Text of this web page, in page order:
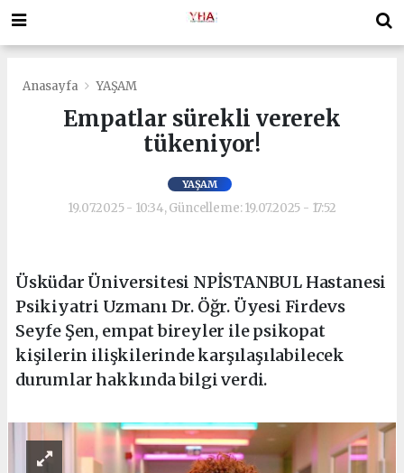
Anasayfa YAŞAM
Empatlar sürekli vererek
tükeniyor!
YAŞAM
19.07.2025 - 10:34, Güncelleme: 19.07.2025 - 17:52
Üsküdar Üniversitesi NPİSTANBUL Hastanesi
Psikiyatri Uzmanı Dr. Öğr. Üyesi Firdevs
Seyfe Şen, empat bireyler ile psikopat
kişilerin ilişkilerinde karşılaşılabilecek
durumlar hakkında bilgi verdi.